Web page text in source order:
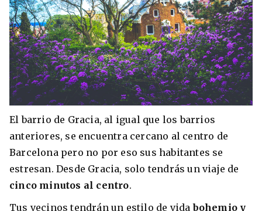
El barrio de Gracia, al igual que los barrios
anteriores, se encuentra cercano al centro de
Barcelona pero no por eso sus habitantes se
estresan. Desde Gracia, solo tendrás un viaje de
cinco minutos al centro.
Tus vecinos tendrán un estilo de vidabohemio y